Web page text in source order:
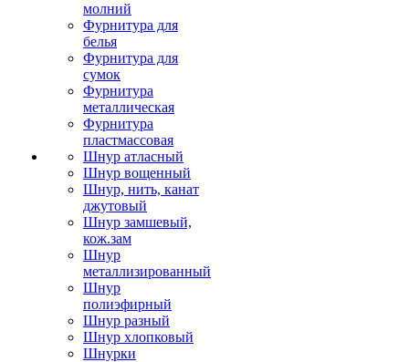
молний
Фурнитура для
белья
Фурнитура для
сумок
Фурнитура
металлическая
Фурнитура
пластмассовая
Шнур атласный
Шнур вощенный
Шнур, нить, канат
джутовый
Шнур замшевый,
кож.зам
Шнур
металлизированный
Шнур
полиэфирный
Шнур разный
Шнур хлопковый
Шнурки